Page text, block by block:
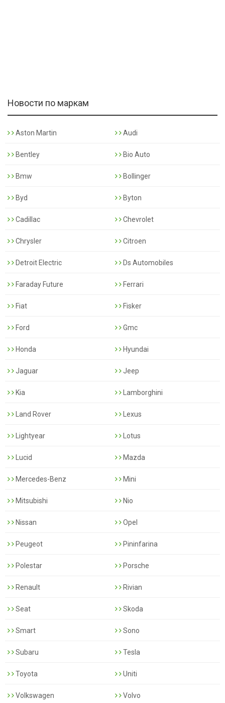
Новости по маркам
Aston Martin Audi
Bentley Bio Auto
Bmw Bollinger
Byd Byton
Cadillac Chevrolet
Chrysler Citroen
Detroit Electric Ds Automobiles
Faraday Future Ferrari
Fiat Fisker
Ford Gmc
Honda Hyundai
Jaguar Jeep
Kia Lamborghini
Land Rover Lexus
Lightyear Lotus
Lucid Mazda
Mercedes-Benz Mini
Mitsubishi Nio
Nissan Opel
Peugeot Pininfarina
Polestar Porsche
Renault Rivian
Seat Skoda
Smart Sono
Subaru Tesla
Toyota Uniti
Volkswagen Volvo